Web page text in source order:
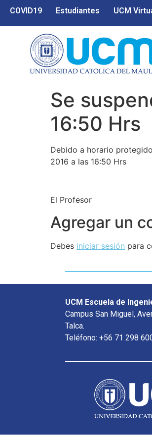
COVID19 Estudiantes UCM
Se
16:50 Hrs
Debido a horario
2016 a las 16:50 Hrs
El Profesor
Agregar un
Debes iniciar sesión para
UCM Escuela de
Campus San Miguel,
Talca.
Teléfono: +56 71 298